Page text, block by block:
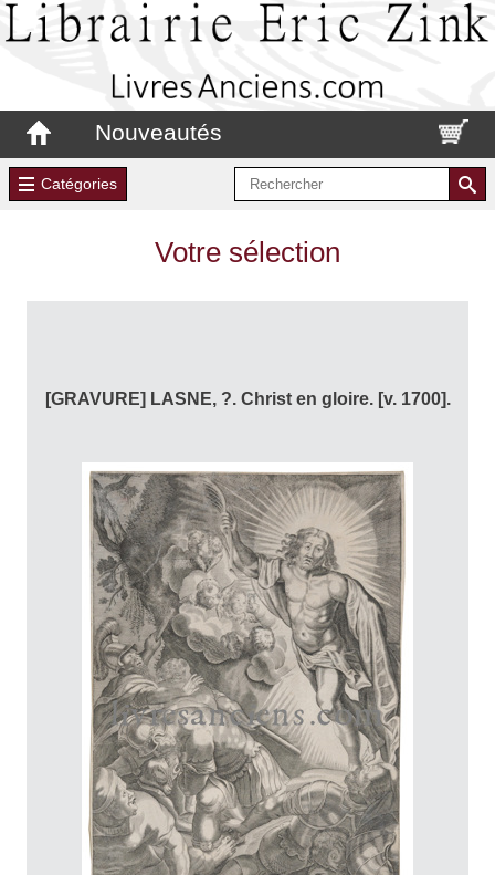
Nouveautés
Catégories
Votre sélection
[GRAVURE] LASNE, ?. Christ en gloire. [v. 1700].